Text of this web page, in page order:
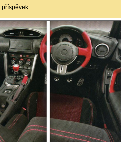
příspěvek